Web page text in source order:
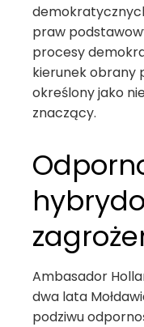
praw
procesy
kierunek obrany
określony jako
znaczący.
Ambasador
dwa lata
podziwu